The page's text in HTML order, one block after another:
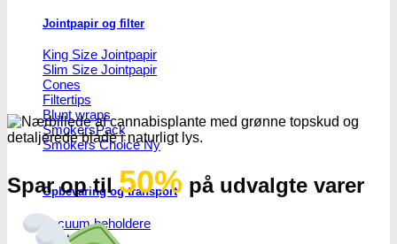
Jointpapir og filter
King Size Jointpapir
Slim Size Jointpapir
Cones
Filtertips
Blunt wraps
SmokersPack
Smokers Choice
Opbevaring og transport
Vacuum beholdere
Jointrør
Spar op til50% på udvalgte varer